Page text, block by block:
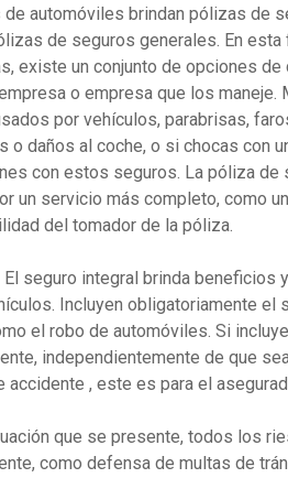
automóviles brindan pólizas de
de seguros generales. En
existe un conjunto de opciones
o empresa que los
​​por vehículos, parabrisas,
o daños al coche, o si chocas con
con estos seguros. La póliza
un servicio más completo, como
del tomador de la póliza.
El seguro integral brinda beneficios
Incluyen obligatoriamente
el robo de automóviles. Si
independientemente de que
accidente , este es para el
que se presente, todos los
como defensa de multas de